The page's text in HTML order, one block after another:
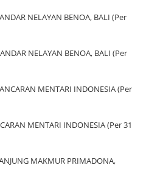
NELAYAN BENOA, BALI (Per
NELAYAN BENOA, BALI (Per
MENTARI INDONESIA (Per
MENTARI INDONESIA (Per 31
MAKMUR PRIMADONA,